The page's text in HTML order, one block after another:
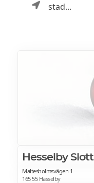
stad...
Hesselby Slott
Maltesholmsvägen 1
165 55 Hässelby